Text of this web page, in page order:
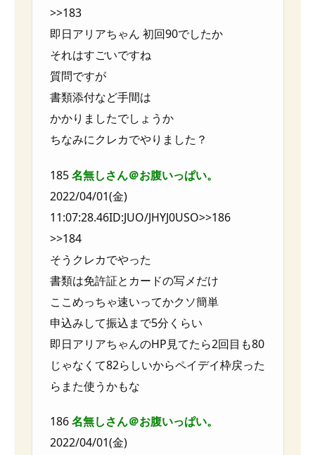
>>183
即日アリアちゃん 初回90でしたか
それはすごいですね
質問ですが
書類添付など手間は
かかりましたでしょうか
ちなみにクレカでやりました？
185名無しさん＠お腹いっぱい。
2022/04/01(金)
11:07:28.46ID:JUO/JHYJ0USO>>186
>>184
そうクレカでやった
書類は免許証とカードの写メだけ
ここめっちゃ速いってかクソ簡単
申込みして振込まで5分くらい
即日アリアちゃんのHP見てたら2回目も80
じゃなくて82らしいからペイデイ枠戻った
らまた使うかもな
186名無しさん＠お腹いっぱい。
2022/04/01(金)